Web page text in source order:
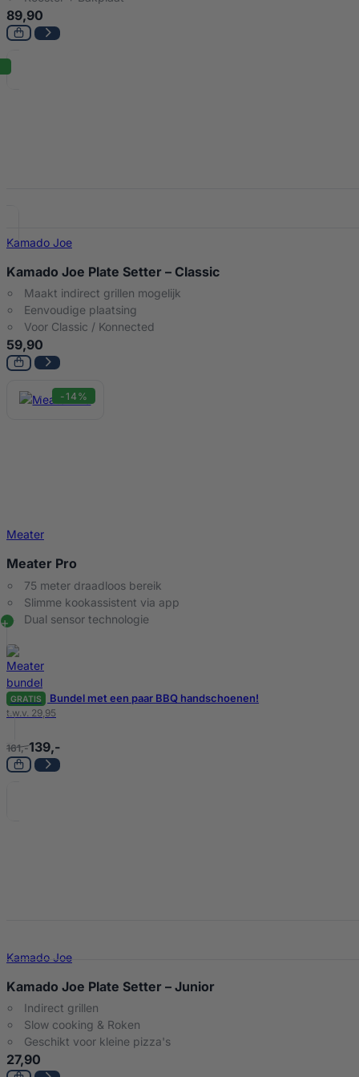
89,90
Kamado Joe
Kamado Joe Plate Setter – Classic
Maakt indirect grillen mogelijk
Eenvoudige plaatsing
Voor Classic / Konnected
59,90
-14%
Meater
Meater Pro
75 meter draadloos bereik
Slimme kookassistent via app
Dual sensor technologie
GRATIS Bundel met een paar BBQ handschoenen!
t.w.v. 29,95
161,-139,-
Kamado Joe
Kamado Joe Plate Setter – Junior
Indirect grillen
Slow cooking & Roken
Geschikt voor kleine pizza's
27,90